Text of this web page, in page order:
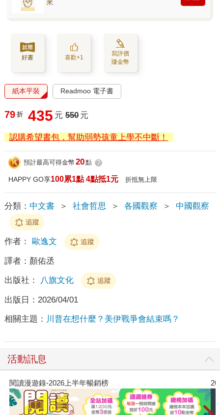
好書 喜歡+1
寫評價
賺金幣
紙本平裝 Readmoo 電子書
79 折 435 元 550 元
認購希望書包，幫助弱勢孩童上學不中斷！
預計最高可得金幣 20點 ?
HAPPY GO享100累1點 4點抵1元 折抵無上限
分類： 中文書 ＞ 社會哲思 ＞ 各國觀察 ＞ 中國觀察
追蹤
作者： 歐逸文 追蹤
譯者： 顏佑丞
出版社： 八旗文化 追蹤
出版日： 2026/04/01
相關主題： 川普在想什麼？美伊戰爭會結束嗎？
活動訊息
閱讀漫遊錄-2026上半年暢銷榜